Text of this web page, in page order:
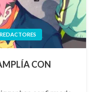
REDACTORES
CON